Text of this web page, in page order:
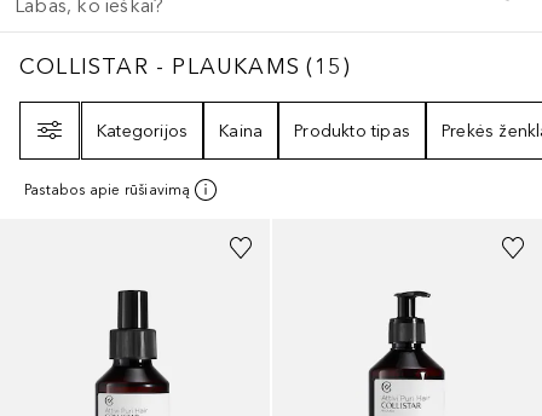
COLLISTAR - PLAUKAMS 15
COLLISTAR - PLAUKAMS (15)
Kategorijos
Kaina Produkto tipas Prekės
Pastabos apie rūšiavimą